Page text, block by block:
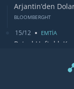
Arjantin’den
BLOOMBERGHT
15/12 EMTİA
Petrol Haftalık
Bugün Gözler